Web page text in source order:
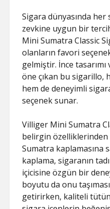
Sigara dünyasında
zevkine uygun bir
Mini Sumatra Classic
olanların favori
gelmiştir. İnce
öne çıkan bu sigarillo,
hem de deneyimli
seçenek sunar.
Villiger Mini Sumatra
belirgin özelliklerinden
Sumatra kaplamasına
kaplama, sigaranın
içicisine özgün bir
boyutu da onu
getirirken, kaliteli